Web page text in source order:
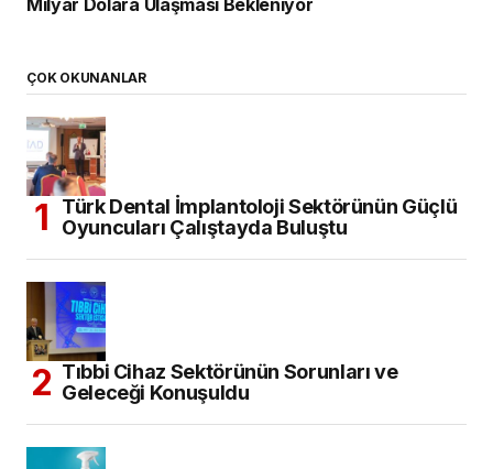
Milyar Dolara Ulaşması Bekleniyor
ÇOK OKUNANLAR
Türk Dental İmplantoloji Sektörünün Güçlü
Oyuncuları Çalıştayda Buluştu
Tıbbi Cihaz Sektörünün Sorunları ve
Geleceği Konuşuldu